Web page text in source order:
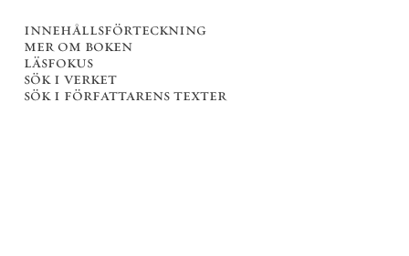
innehållsförteckning
mer om boken
läsfokus
sök i verket
sök i författarens texter